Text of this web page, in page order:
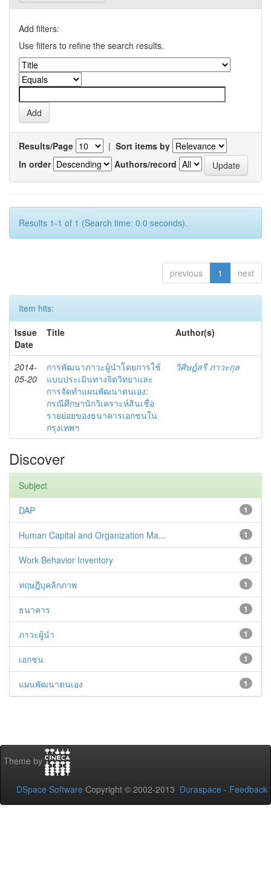
Add filters:
Use filters to refine the search results.
Results/Page | Sort items by
In order
Authors/record
Results 1-1 of 1 (Search time: 0.0 seconds).
previous 1 next
Item hits:
Issue
Date
Title Author(s)
2014-
05-20
การพัฒนาภาวะผู้นำโดยการใช้
แบบประเมินทางจิตวิทยาและ
การจัดทำแผนพัฒนาตนเอง:
กรณีศึกษานักวิเคราะห์สินเชื่อ
รายย่อยของธนาคารเอกชนใน
กรุงเทพฯ
วิศิษฎ์สรี ภาวะกุล
Discover
Subject
1
DAP
1
Human Capital and Organization Ma...
1
Work Behavior Inventory
1
ทฤษฎีบุคลิกภาพ
1
ธนาคาร
1
ภาวะผู้นำ
1
เอกชน
1
แผนพัฒนาตนเอง
Theme by
DSpace Software Copyright © 2002-2013 Duraspace - Feedback